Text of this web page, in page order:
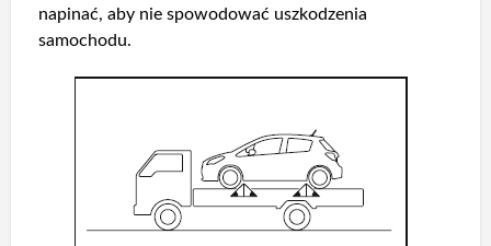
napinać, aby nie spowodować uszkodzenia
samochodu.